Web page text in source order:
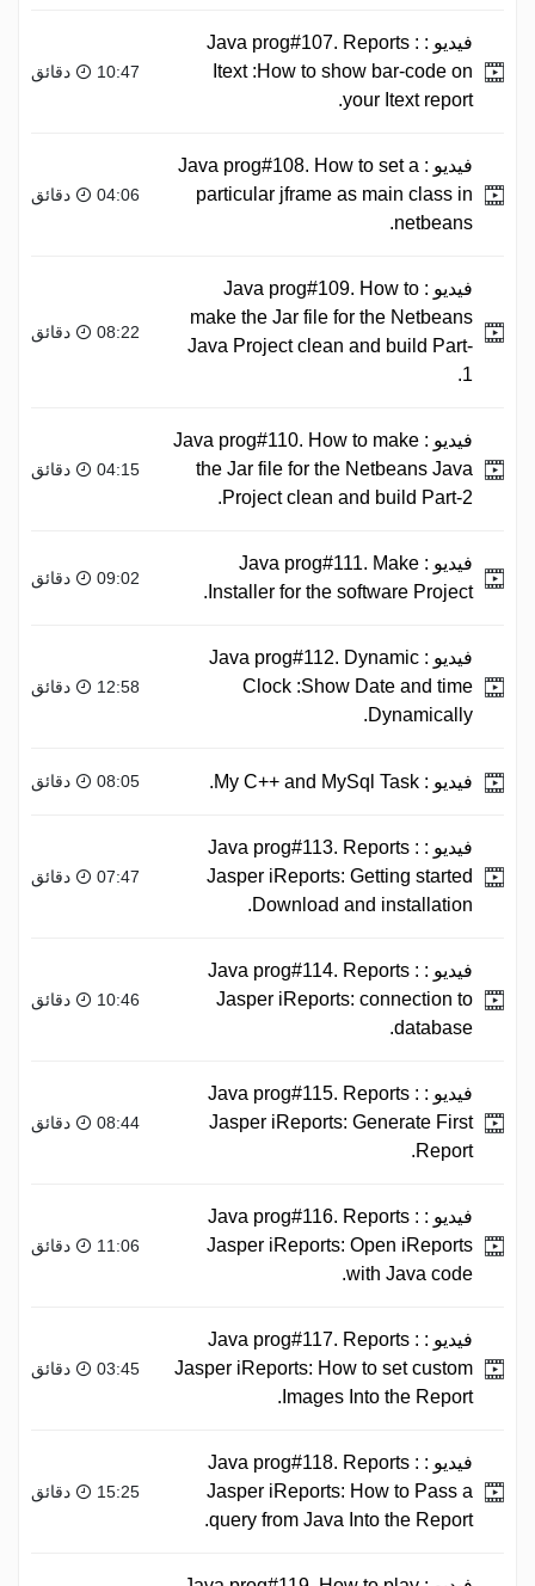
فيديو : Java prog#107. Reports :
Itext :How to show bar-code on
your Itext report.
10:47 دقائق
فيديو : Java prog#108. How to set a
particular jframe as main class in
netbeans.
04:06 دقائق
فيديو : Java prog#109. How to
make the Jar file for the Netbeans
Java Project clean and build Part-
1.
08:22 دقائق
فيديو : Java prog#110. How to make
the Jar file for the Netbeans Java
Project clean and build Part-2.
04:15 دقائق
فيديو : Java prog#111. Make
Installer for the software Project.
09:02 دقائق
فيديو : Java prog#112. Dynamic
Clock :Show Date and time
Dynamically.
12:58 دقائق
فيديو : 08:05 دقائق
فيديو : Java prog#113. Reports :
Jasper iReports: Getting started
Download and installation.
07:47 دقائق
فيديو : Java prog#114. Reports :
Jasper iReports: connection to
database.
10:46 دقائق
فيديو : Java prog#115. Reports :
Jasper iReports: Generate First
Report.
08:44 دقائق
فيديو : Java prog#116. Reports :
Jasper iReports: Open iReports
with Java code.
11:06 دقائق
فيديو : Java prog#117. Reports :
Jasper iReports: How to set custom
Images Into the Report.
03:45 دقائق
فيديو : Java prog#118. Reports :
Jasper iReports: How to Pass a
query from Java Into the Report.
15:25 دقائق